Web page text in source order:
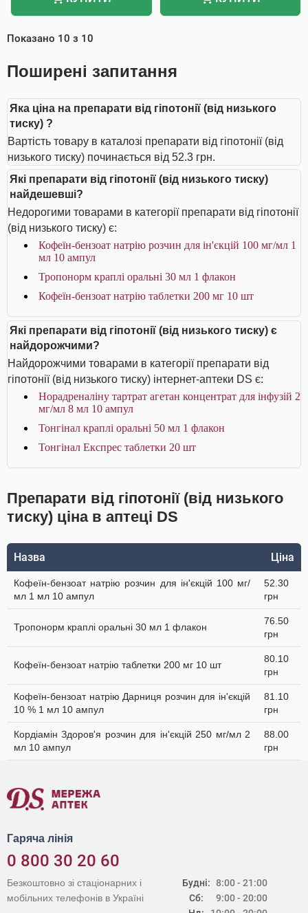
Показано 10 з 10
Поширені запитання
Яка ціна на препарати від гіпотонії (від низького
тиску) ?
Вартість товару в каталозі препарати від гіпотонії (від
низького тиску) починається від 52.3 грн.
Які препарати від гіпотонії (від низького тиску)
найдешевші?
Недорогими товарами в категорії препарати від гіпотонії
(від низького тиску) є:
Кофеїн-бензоат натрію розчин для ін'єкцій 100 мг/мл 1
мл 10 ампул
Тропонорм краплі оральні 30 мл 1 флакон
Кофеїн-бензоат натрію таблетки 200 мг 10 шт
Які препарати від гіпотонії (від низького тиску) є
найдорожчими?
Найдорожчими товарами в категорії препарати від
гіпотонії (від низького тиску) інтернет-аптеки DS є:
Норадреналіну тартрат агетан концентрат для інфузій 2
мг/мл 8 мл 10 ампул
Тонгінал краплі оральні 50 мл 1 флакон
Тонгінал Експрес таблетки 20 шт
Препарати від гіпотонії (від низького
тиску) ціна в аптеці DS
Назва Ціна
Кофеїн-бензоат натрію розчин для ін'єкцій 100 мг/
мл 1 мл 10 ампул
52.30
грн
Тропонорм краплі оральні 30 мл 1 флакон
76.50
грн
Кофеїн-бензоат натрію таблетки 200 мг 10 шт
80.10
грн
Кофеїн-бензоат натрію Дарниця розчин для ін'єкцій
10 % 1 мл 10 ампул
81.10
грн
Кордіамін Здоров'я розчин для ін'єкцій 250 мг/мл 2
мл 10 ампул
88.00
грн
Гаряча лінія
0 800 30 20 60
Будні:
Сб:
8:00 - 21:00
9:00 - 20:00
Безкоштовно зі стаціонарних і
мобільних телефонів в Україні